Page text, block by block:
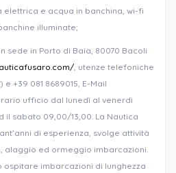
e acqua in banchina, wi-fi
illuminate;
sede in Porto di Baia, 80070 Bacoli
, utenze telefoniche
+39 081 8689015, E-Mail
ufficio dal lunedì al venerdì
il sabato 09,00/13,00. La Nautica
di esperienza, svolge attività
alaggio ed ormeggio imbarcazioni.
ospitare imbarcazioni di lunghezza